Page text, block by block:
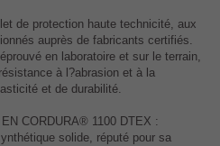
de protection haute technicité, aux
auprès de fabricants certifiés.
en laboratoire et sur le terrain,
à l?abrasion et à la
et de durabilité.
CORDURA® 1100 DTEX :
solide, réputé pour sa